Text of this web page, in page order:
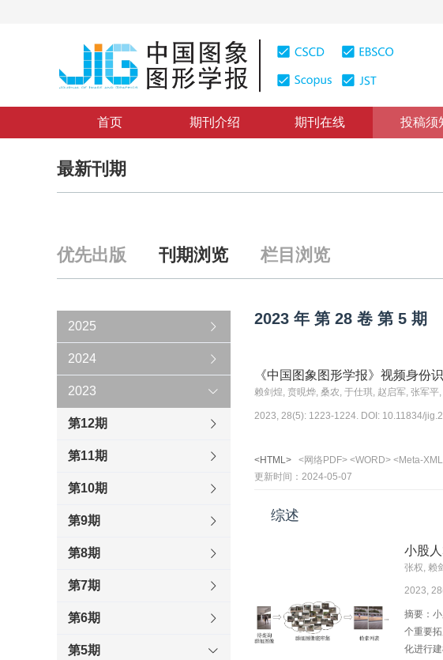
首页 期刊介绍 期刊在线 投稿须
最新刊期
优先出版 刊期浏览 栏目浏览
2025
2024
2023
第12期
第11期
第10期
第9期
第8期
第7期
第6期
第5期
2023 年 第 28 卷 第 5 期
《中国图象图形学报》视频身份
赖剑煌, 贲晛烨, 桑农, 于仕琪, 赵启军, 张军平
2023, 28(5): 1223-1224. DOI: 10.11834/
<HTML>
<网络PDF> <WORD> <Meta-
更新时间：2024-05-07
综述
小股
张权, 赖
2023,
摘要：
个重要
化进行